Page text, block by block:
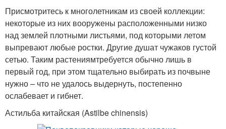
Присмотритесь к многолетникам из своей коллекции:
некоторые из них вооружены расположенными низко
над землей плотными листьями, под которыми летом
выпревают любые ростки. Другие душат чужаков густой
сетью. Таким растениямтребуется обычно лишь в
первый год, при этом тщательно выбирать из почвыне
нужно – что не удалось выдернуть, постепенно
ослабевает и гибнет.
Астильба китайская (Astilbe chinensis)